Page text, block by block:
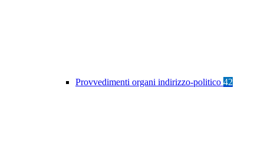
Provvedimenti organi indirizzo-politico 42